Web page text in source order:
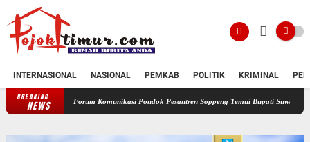
INTERNASIONAL NASIONAL PEMKAB POLITIK KRIMINAL
BREAKING
NEWS
Forum Komunikasi Pondok Pesantren Soppeng Temui Bupati Suwardi Haseng